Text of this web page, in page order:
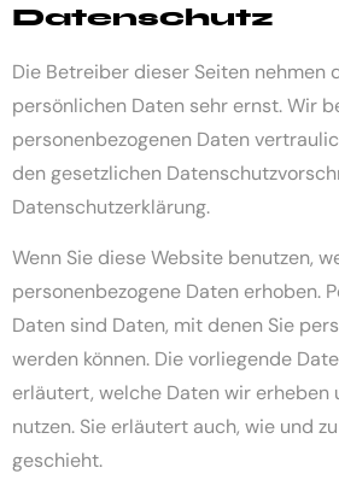
Datenschutz
Die Betreiber dieser Seiten nehmen
persönlichen Daten sehr ernst. Wir
personenbezogenen Daten
den gesetzlichen
Datenschutzerklärung.
Wenn Sie diese Website benutzen,
personenbezogene Daten erhoben.
Daten sind Daten, mit denen Sie
werden können. Die vorliegende
erläutert, welche Daten wir erheben
nutzen. Sie erläutert auch, wie und
geschieht.